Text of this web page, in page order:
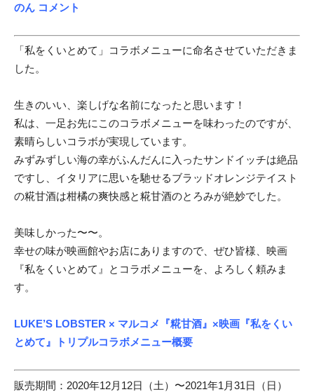
のん コメント
「私をくいとめて」コラボメニューに命名させていただきま
した。
生きのいい、楽しげな名前になったと思います！
私は、一足お先にこのコラボメニューを味わったのですが、
素晴らしいコラボが実現しています。
みずみずしい海の幸がふんだんに入ったサンドイッチは絶品
ですし、イタリアに思いを馳せるブラッドオレンジテイスト
の糀甘酒は柑橘の爽快感と糀甘酒のとろみが絶妙でした。
美味しかった〜〜。
幸せの味が映画館やお店にありますので、ぜひ皆様、映画
『私をくいとめて』とコラボメニューを、よろしく頼みま
す。
LUKE’S LOBSTER × マルコメ『糀甘酒』 ×映画『私をくい
とめて』トリプルコラボメニュー概要
販売期間：2020年12月12日（土）〜2021年1月31日（日）